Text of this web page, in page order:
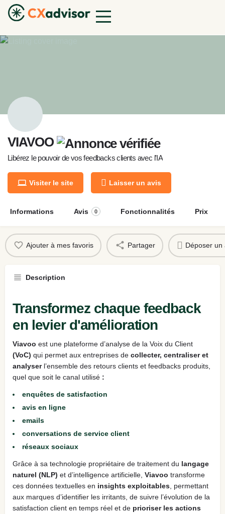
VIAVOO
Libérez le pouvoir de vos feedbacks clients avec l'IA
Visiter le site Laisser un avis
Informations Avis 0 Fonctionnalités Prix
Ajouter à mes favoris Partager Déposer un
Description
Transformez chaque feedback
en levier d'amélioration
Viavoo est une plateforme d’analyse de la Voix du Client
(VoC) qui permet aux entreprises de collecter, centraliser et
analyser l’ensemble des retours clients et feedbacks produits,
quel que soit le canal utilisé :
enquêtes de satisfaction
avis en ligne
emails
conversations de service client
réseaux sociaux
Grâce à sa technologie propriétaire de traitement du langage
naturel (NLP) et d’intelligence artificielle, Viavoo transforme
ces données textuelles en insights exploitables , permettant
aux marques d’identifier les irritants, de suivre l’évolution de la
satisfaction client en temps réel et de prioriser les actions